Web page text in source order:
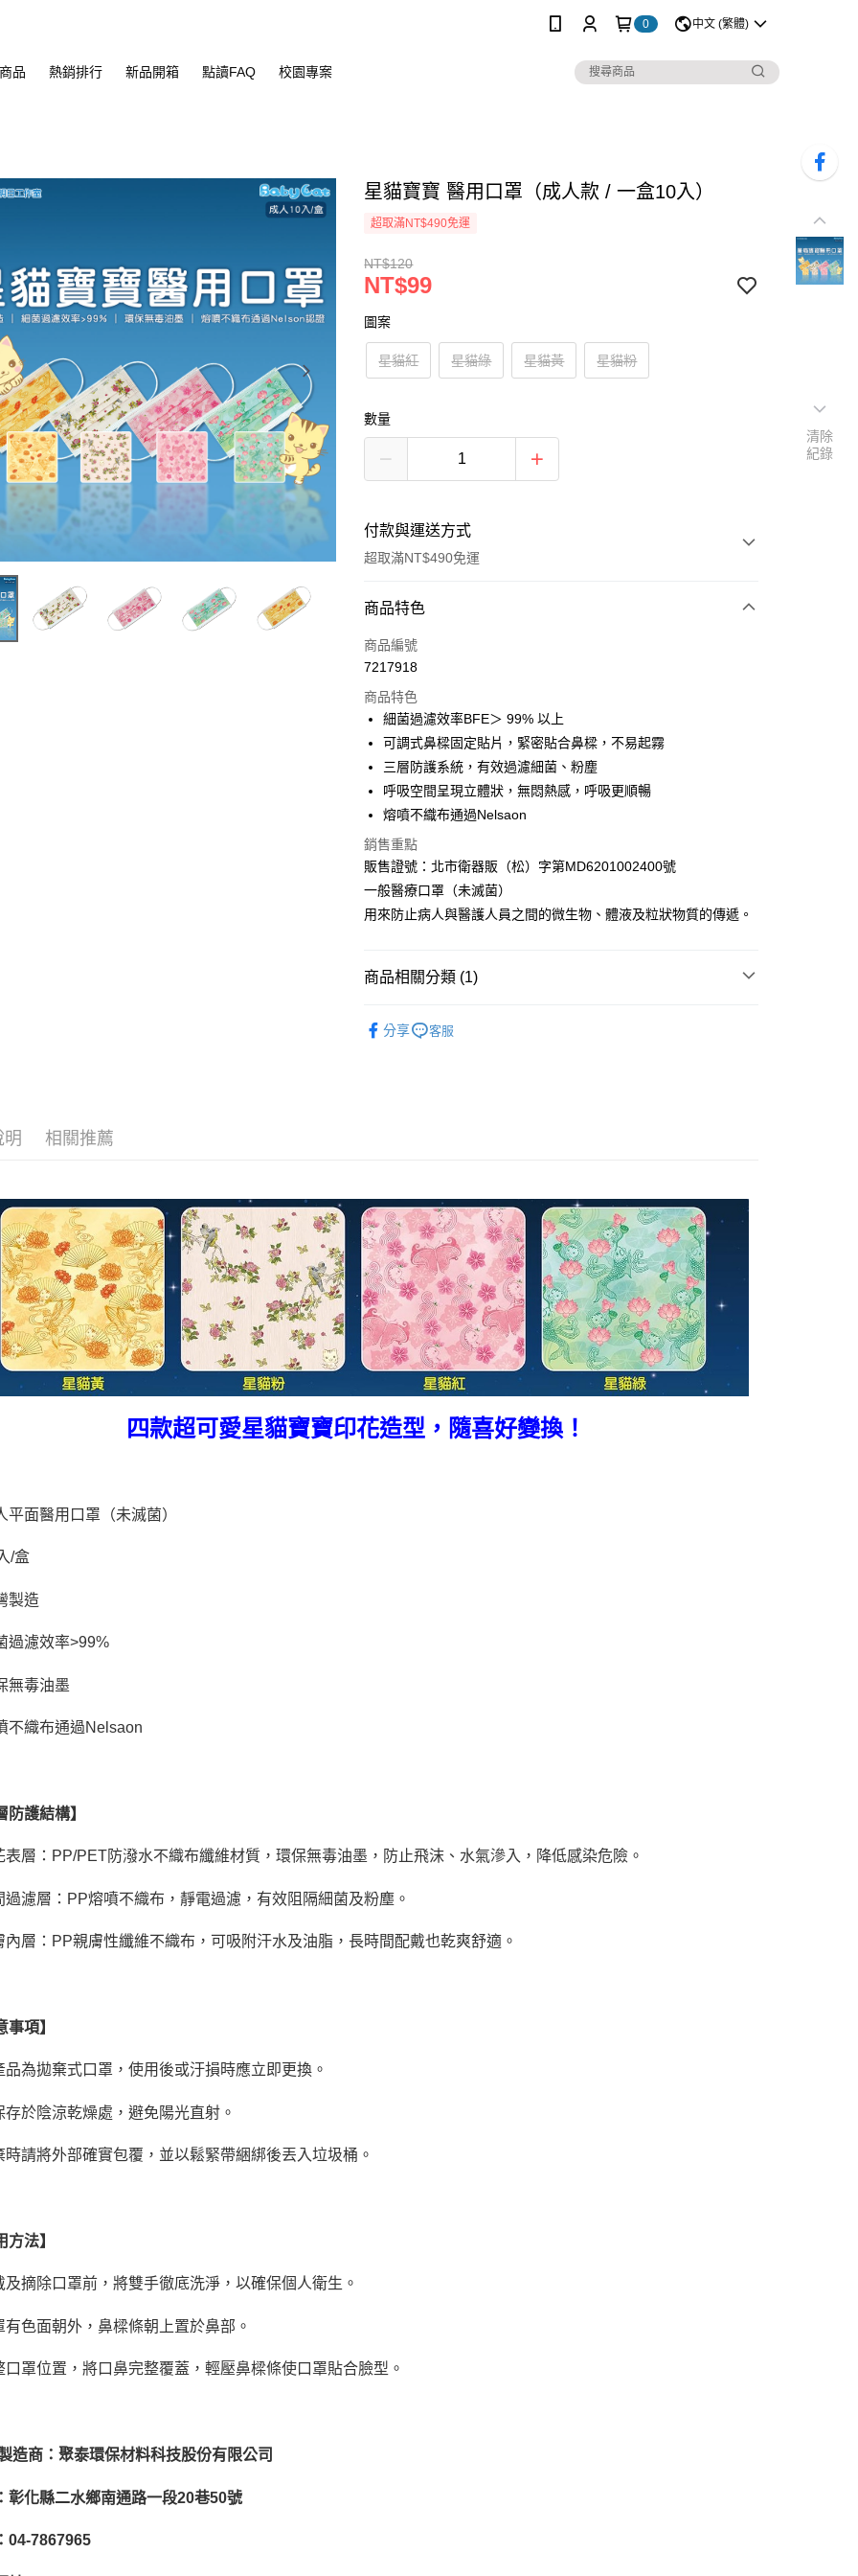
0 中文 (繁體)
品 熱銷排行 新品開箱 點讀FAQ 校園專案
星貓寶寶 醫用口罩（成人款 / 一盒10入）
超取滿NT$490免運
NT$120
NT$99
圖案
星貓紅 星貓綠 星貓黃 星貓粉
數量
付款與運送方式
超取滿NT$490免運
付款方式
信用卡一次付款
3 期 0 利率 每期
合作金庫商業銀行
第一商業銀行
華南商業銀行
彰化商業銀行
國泰世華商業銀行
兆豐國際商業銀行
臺灣中小企業銀行
匯豐（台灣）商業銀行
聯邦商業銀行
遠東國際商業銀行
玉山商業銀行
台新國際商業銀行
中國信託商業銀行
6 期 0 利率 每期NT$16
合作金庫商業銀行
第一商業銀行
華南商業銀行
彰化商業銀行
上海商業儲蓄銀行
臺灣中小企業銀行
匯豐（台灣）商業銀行
華泰商業銀行
聯邦商業銀行
元大商業銀行
永豐商業銀行
台灣樂天信用卡公司
12 期 0 利率 每期NT$8
合作金庫商業銀行
第一商業銀行
華南商業銀行
上海商業儲蓄銀行
國泰世華商業銀行
臺灣中小企業銀行
台中商業銀行
匯豐（台灣）商業銀行
聯邦商業銀行
遠東國際商業銀行
台新國際商業銀行
24 期 0 利率 每期NT$4
合作金庫商業銀行
華南商業銀行
上海商業儲蓄銀行
台北富邦商業銀行
兆豐國際商業銀行
華泰商業銀行
聯邦商業銀行
星展（台灣）商業銀行
LINE Pay
Apple Pay
悠遊付
全盈+PAY
每筆NT$60，滿NT$490(含以上)免運費
7-11取貨付款
每筆NT$60，滿NT$490(含以上)免運費
宅配
每筆NT$85，滿NT$490(含以上)免運費
郵局
每筆NT$85，滿NT$490(含以上)免運費
商品特色
商品編號
7217918
商品特色
細菌過濾效率BFE＞ 99% 以上
可調式鼻樑固定貼片，緊密貼合鼻樑，不易起霧
三層防護系統，有效過濾細菌、粉塵
呼吸空間呈現立體狀，無悶熱感，呼吸更順暢
熔噴不織布通過Nelsaon
銷售重點
販售證號：北市衛器販（松）字第MD6201002400號
一般醫療口罩（未滅菌）
用來防止病人與醫護人員之間的微生物、體液及粒狀物質的傳遞。
商品相關分類 (1)
分享
客服
明 相關推薦
四款超可愛星貓寶寶印花造型，隨喜好變換！
面醫用口罩（未滅菌）
/盒
製造
過濾效率>99%
無毒油墨
不織布通過Nelsaon
防護結構】
表層： PP/PET防潑水不織布纖維材質，環保無毒油墨，防止飛沫、水氣滲入，降低感染危險。
過濾層： PP熔噴不織布，靜電過濾，有效阻隔細菌及粉塵。
內層： PP親膚性纖維不織布，可吸附汗水及油脂，長時間配戴也乾爽舒適。
事項】
品為拋棄式口罩，使用後或汙損時應立即更換。
存於陰涼乾燥處，避免陽光直射。
時請將外部確實包覆，並以鬆緊帶綑綁後丟入垃圾桶。
方法】
及摘除口罩前，將雙手徹底洗淨，以確保個人衛生。
有色面朝外，鼻樑條朝上置於鼻部。
口罩位置，將口鼻完整覆蓋，輕壓鼻樑條使口罩貼合臉型。
造商：聚泰環保材料科技股份有限公司
彰化縣二水鄉南通路一段20巷50號
04-7867965
清除
紀錄